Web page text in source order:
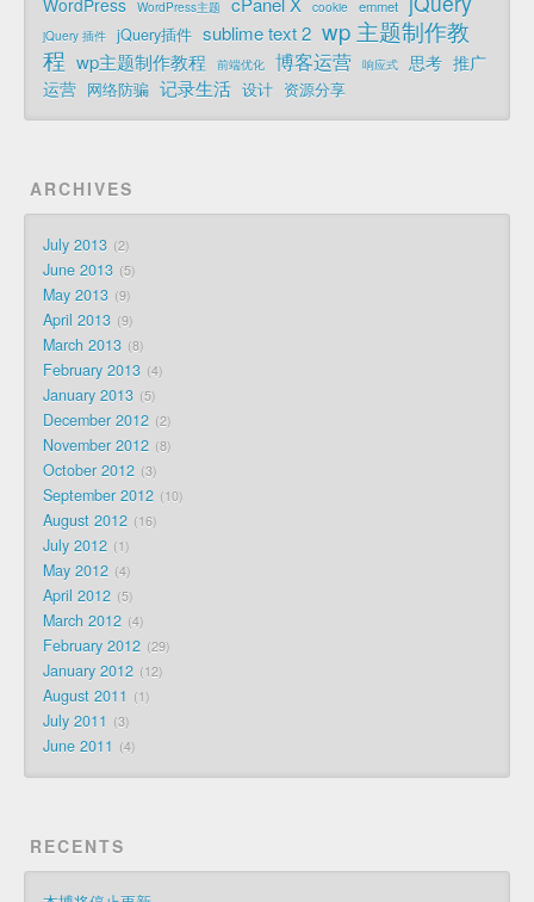
WordPress主题 cookie emmet
jQuery 插件 jQuery插件 sublime text 2 wp 主题制作教
程 wp主题制作教程 前端优化 博客运营 响应式 思考 推广
运营 网络防骗 记录生活 设计 资源分享
ARCHIVES
July 2013 2
June 2013 5
May 2013 9
April 2013 9
March 2013 8
February 2013 4
January 2013 5
December 2012 2
November 2012 8
October 2012 3
September 2012 10
August 2012 16
July 2012 1
May 2012 4
April 2012 5
March 2012 4
February 2012 29
January 2012 12
August 2011 1
July 2011 3
June 2011 4
RECENTS